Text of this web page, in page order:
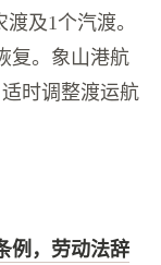
及1个汽渡。
复。象山港航
时调整渡运航
例，劳动法辞